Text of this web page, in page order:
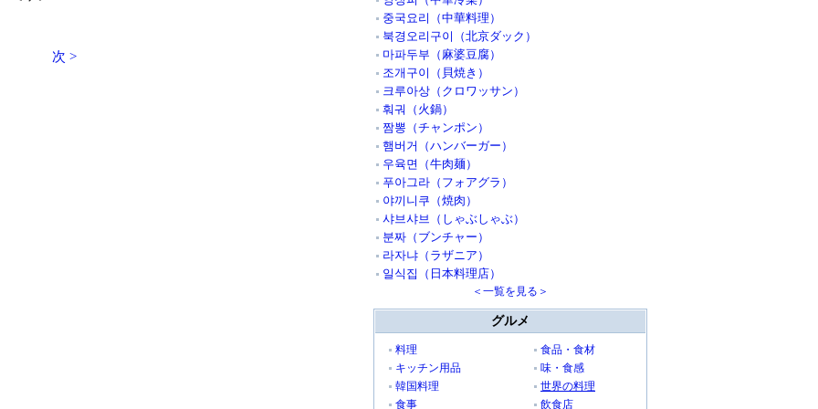
次 >
중국요리（中華料理）
북경오리구이（北京ダック）
마파두부（麻婆豆腐）
조개구이（貝焼き）
크루아상（クロワッサン）
훠궈（火鍋）
짬뽕（チャンポン）
햄버거（ハンバーガー）
우육면（牛肉麺）
푸아그라（フォアグラ）
야끼니쿠（焼肉）
샤브샤브（しゃぶしゃぶ）
분짜（ブンチャー）
라자냐（ラザニア）
일식집（日本料理店）
＜一覧を見る＞
グルメ
料理
食品・食材
キッチン用品
味・食感
韓国料理
世界の料理
食事
飲食店